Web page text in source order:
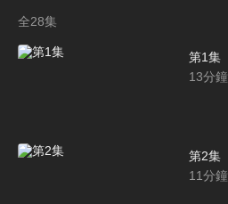
全28集
第1集
13分鐘
第2集
11分鐘